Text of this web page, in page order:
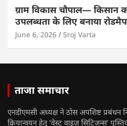
ग्राम विकास चौपाल— किसान
उपलब्धता के लिए बनाया रोडमैप
June 6, 2026 Sroj Varta
ताजा समाचार
एनडीएमसी अध्यक्ष ने ठोस अपशिष्ट प्रबंधन
क्रियान्वयन हेतु ‘वेस्ट वाइज़ सिटिज़न्स’